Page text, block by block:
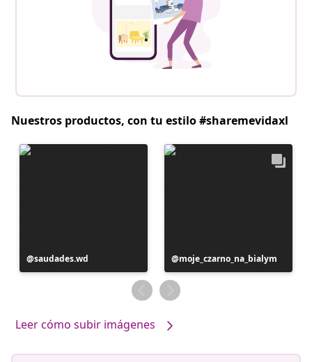
Nuestros productos, con tu estilo #sharemevidaxl
Publicación
realizada
saudades.wd
Publicación
realizada
por
moje_czarno_na_bialym
Leer cómo subir imágenes